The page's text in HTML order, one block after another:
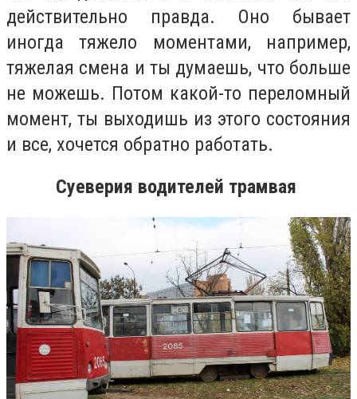
действительно правда. Оно бывает
иногда тяжело моментами, например,
тяжелая смена и ты думаешь, что больше
не можешь. Потом какой-то переломный
момент, ты выходишь из этого состояния
и все, хочется обратно работать.
Суеверия водителей трамвая